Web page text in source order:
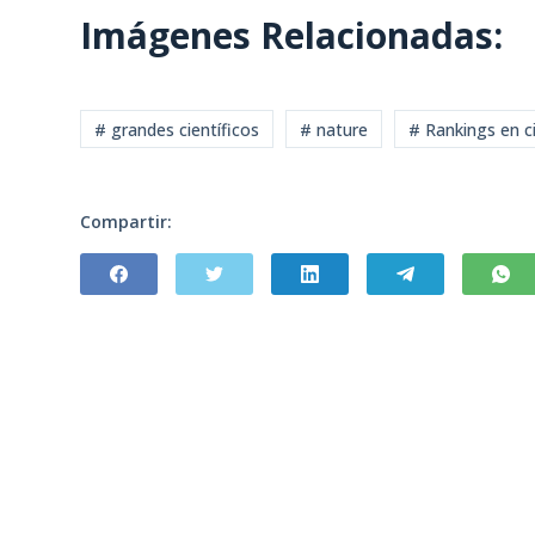
Imágenes Relacionadas:
# grandes científicos # nature # Rankings en
Compartir: